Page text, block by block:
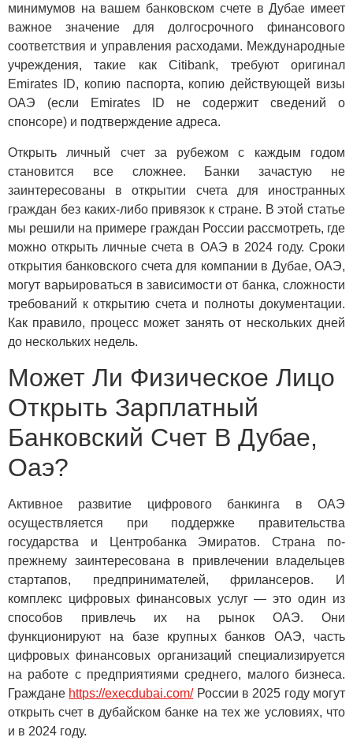
минимумов на вашем банковском счете в Дубае имеет
важное значение для долгосрочного финансового
соответствия и управления расходами. Международные
учреждения, такие как Citibank, требуют оригинал
Emirates ID, копию паспорта, копию действующей визы
ОАЭ (если Emirates ID не содержит сведений о
спонсоре) и подтверждение адреса.
Открыть личный счет за рубежом с каждым годом
становится все сложнее. Банки зачастую не
заинтересованы в открытии счета для иностранных
граждан без каких-либо привязок к стране. В этой статье
мы решили на примере граждан России рассмотреть, где
можно открыть личные счета в ОАЭ в 2024 году. Сроки
открытия банковского счета для компании в Дубае, ОАЭ,
могут варьироваться в зависимости от банка, сложности
требований к открытию счета и полноты документации.
Как правило, процесс может занять от нескольких дней
до нескольких недель.
Может Ли Физическое Лицо
Открыть Зарплатный
Банковский Счет В Дубае,
Оаэ?
Активное развитие цифрового банкинга в ОАЭ
осуществляется при поддержке правительства
государства и Центробанка Эмиратов. Страна по-
прежнему заинтересована в привлечении владельцев
стартапов, предпринимателей, фрилансеров. И
комплекс цифровых финансовых услуг — это один из
способов привлечь их на рынок ОАЭ. Они
функционируют на базе крупных банков ОАЭ, часть
цифровых финансовых организаций специализируется
на работе с предприятиями среднего, малого бизнеса.
Граждане https://execdubai.com/России в 2025 году могут
открыть счет в дубайском банке на тех же условиях, что
и в 2024 году.